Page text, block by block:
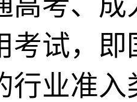
考试，
行业准